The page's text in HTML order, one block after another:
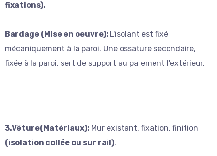
fixations).
Bardage (Mise en oeuvre): L'isolant est fixé
mécaniquement à la paroi. Une ossature secondaire,
fixée à la paroi, sert de support au parement l'extérieur.
3.Vêture(Matériaux): Mur existant, fixation, finition
(isolation collée ou sur rail).